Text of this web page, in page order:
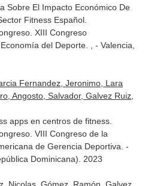
Sobre El Impacto Económico De
Fitness Español.
XIII Congreso
del Deporte. , - Valencia,
Fernandez, Jeronimo, Lara
Angosto, Salvador, Galvez Ruiz,
apps en centros de fitness.
VIII Congreso de la
de Gerencia Deportiva. -
Dominicana). 2023